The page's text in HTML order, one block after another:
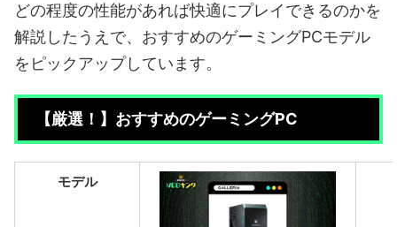
どの程度の性能があれば快適にプレイできるのかを
解説したうえで、おすすめのゲーミングPCモデル
をピックアップしています。
【厳選！】おすすめのゲーミングPC
モデル